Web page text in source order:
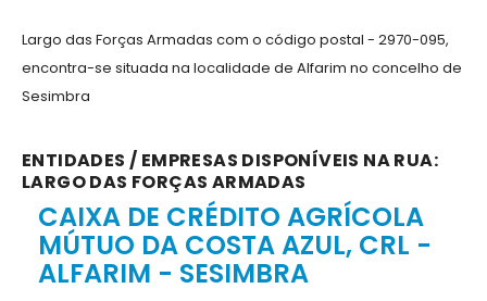
Largo das Forças Armadas com o código postal - 2970-095,
encontra-se situada na localidade de Alfarim no concelho de
Sesimbra
ENTIDADES / EMPRESAS DISPONÍVEIS NA RUA:
LARGO DAS FORÇAS ARMADAS
CAIXA DE CRÉDITO AGRÍCOLA
MÚTUO DA COSTA AZUL, CRL -
ALFARIM - SESIMBRA